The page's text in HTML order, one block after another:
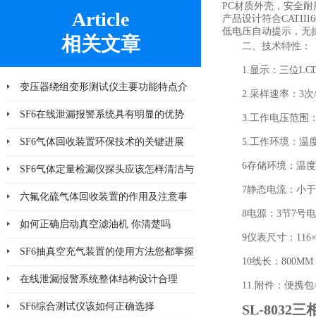
Article
相关文章
变压器绕组变形测试仪主要功能特点介
绍
SF6在线泄漏报警系统具有明显的优势
SF6气体回收装置环保技术的关键进展
SF6气体定量检漏仪探头应该怎样清洁与
更换
六氟化硫气体回收装置的作用及注意事
项
如何正确启动真空滤油机 你清楚吗
SF6抽真空充气装置的使用方法您都掌握
了吗
在线泄漏报警系统整体结构设计合理
SF6综合测试仪该如何正确选择
PC材质外壳，安全耐
产品设计符合
低电压自动提示，无
二、技术特性：
1.显示：三位
2.采样速率：3
3.工作电压范围
5.工作环境：温
6存储环境：温
7静态电流：小
8电源：3节7号
9仪表尺寸：116×
10线长：800MM
11.附件：便携包
SL-8032三